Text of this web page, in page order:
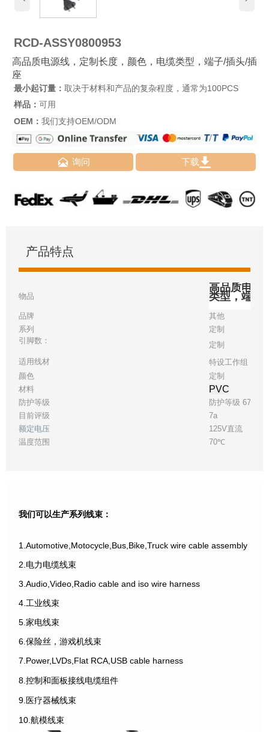
RCD-ASSY0800953
高品质电源线，定制长度，颜色，电缆类型，端子/插头/插
座
最小起订量： 取决于材料和产品的复杂程度，通常为100PCS
样品： 可用
OEM： 我们支持OEM/ODM
 询问 下载
产品特点
物品
高品质电源
类型，端子
品牌
其他
系列
定制
引脚数：
定制
适用线材
特设工作组 17
颜色
定制
材料
PVC
防护等级
防护等级 67
目前评级
7a
额定电压
125V直流
温度范围
70℃
我们可以生产系列线束：
1.Automotive,Motocycle,Bus,Bike,Truck wire cable assembly
2.电力电缆线束
3.Audio,Video,Radio cable and iso wire harness
4.工业线束
5.家电线束
6.保险丝，游戏机线束
7.Power,LVDs,Flat RCA,USB cable harness
8.控制和面板接线电缆组件
9.医疗器械线束
10.航模线束